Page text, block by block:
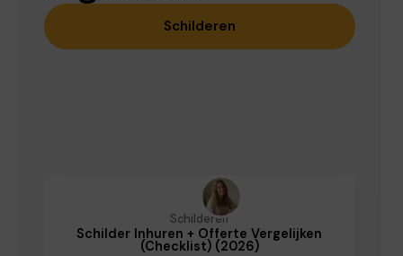
Schilderen
Schilderen
Schilder Inhuren + Offerte Vergelijken
(Checklist) (2026)